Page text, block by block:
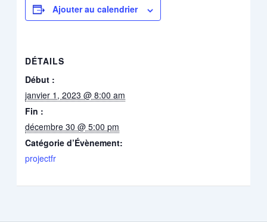
Ajouter au calendrier
DÉTAILS
Début :
janvier 1, 2023 @ 8:00 am
Fin :
décembre 30 @ 5:00 pm
Catégorie d’Évènement:
projectfr